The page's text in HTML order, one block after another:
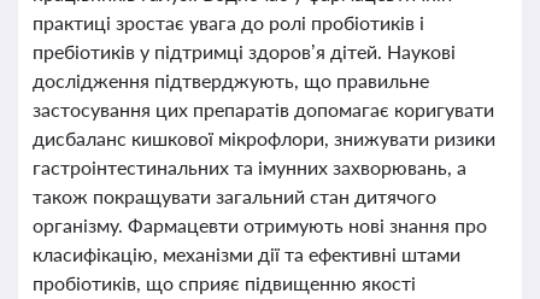
практиці зростає увага до ролі пробіотиків і
пребіотиків у підтримці здоров’я дітей. Наукові
дослідження підтверджують, що правильне
застосування цих препаратів допомагає коригувати
дисбаланс кишкової мікрофлори, знижувати ризики
гастроінтестинальних та імунних захворювань, а
також покращувати загальний стан дитячого
організму. Фармацевти отримують нові знання про
класифікацію, механізми дії та ефективні штами
пробіотиків, що сприяє підвищенню якості